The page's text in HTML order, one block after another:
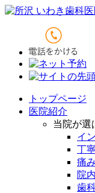
トップページ
医院紹介
当院が選
イ
丁
痛
院
歯